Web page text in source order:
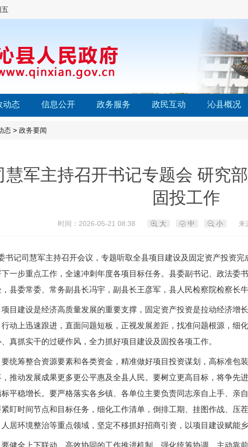
动态 信息公开 政务服务 政民互动 沁县概况
态 > 政务要闻
慧军主持召开书记专题会 研究
固投工作
时间：2026-05-21 08:38 大 中 小 来源
书记司慧军主持召开会议，专题听取全县项目建设及固定资产投资
一步重点工作，全速冲刺年度各项目标任务。县委副书记、政法委
县委常委、常务副县长冯宇，副县长王彦军，县人民检察院检察长牛
目建设是经济高质量发展的重要支撑，固定资产投资是拉动经济增
动上迅速跟进，直面问题短板，正视发展差距，找准问题根源，细
真抓实干的过硬作风，全力抓好项目建设及固投各项工作。
统筹整合资源要素和各类资金，精准做好项目投资谋划，高标准包
推动发展成果更多更公平惠及全县人民。要树立更高目标，将争先
平稳增长。要严格落实各乡镇、各单位主要负责同志亲自上手、亲
盯时间节点和目标任务，细化工作清单，倒排工期、挂图作战、压
居环境整治等重点领域，坚定不移抓好招商引资，以项目建设赋能
健全上下联动、高效协同的工作推进机制，强化统筹协调、主动靠